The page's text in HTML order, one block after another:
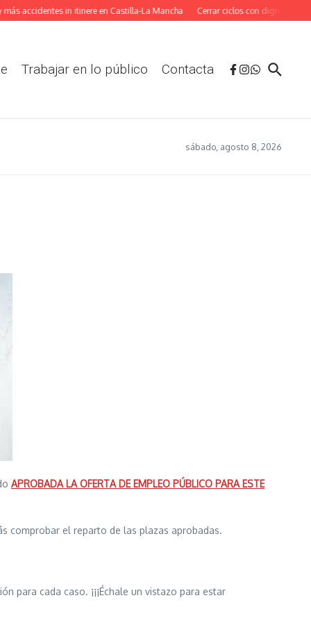
accidentes in itinere en Castilla-La Mancha Cerrar ciclos con dignidad: La
Trabajar en lo público Contacta
sábado, agosto 8, 2026
APROBADA LA OFERTA DE EMPLEO PÚBLICO PARA ESTE
comprobar el reparto de las plazas aprobadas.
para cada caso. ¡¡¡Échale un vistazo para estar